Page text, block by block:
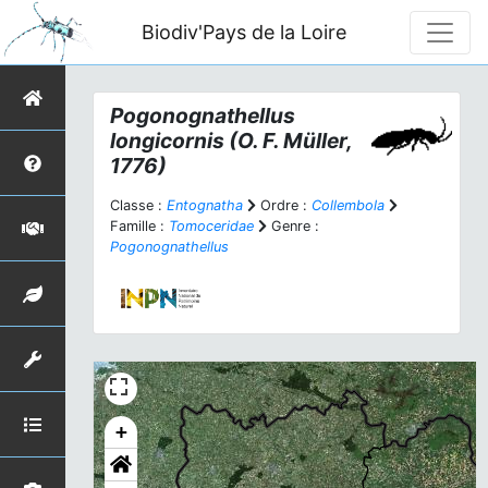
Biodiv'Pays de la Loire
Pogonognathellus
longicornis (O. F. Müller,
1776)
Classe : Entognatha Ordre : Collembola
Famille : Tomoceridae
Genre :
Pogonognathellus
+